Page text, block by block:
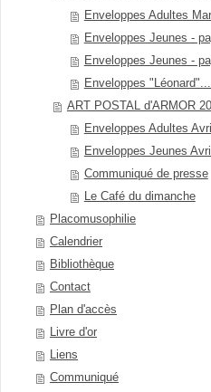
Enveloppes Adultes
Enveloppes Jeunes -
Enveloppes Jeunes -
Enveloppes
ART POSTAL d'ARMOR
Enveloppes Adultes
Enveloppes Jeunes
Communiqué de presse
Le Café du dimanche
Placomusophilie
Calendrier
Bibliothèque
Contact
Plan d'accès
Livre d'or
Liens
Communiqué